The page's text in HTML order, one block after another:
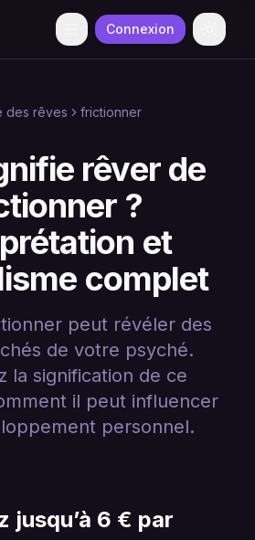
Menu Connexion
des rêves frictionner
rêver de
?
et
complet
peut révéler des
de votre psyché.
la signification de ce
il peut influencer
personnel.
jusqu’à 6 € par